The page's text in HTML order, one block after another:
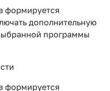
формируется
дополнительную
программы
формируется